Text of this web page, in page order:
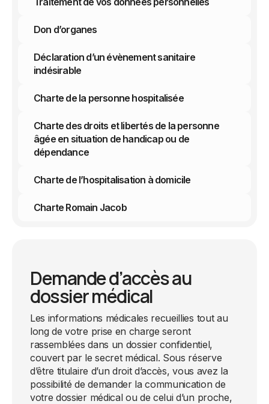
Don d’organes
Déclaration d’un évènement sanitaire
indésirable
Charte de la personne hospitalisée
Charte des droits et libertés de la personne
âgée en situation de handicap ou de
dépendance
Charte de l’hospitalisation à domicile
Charte Romain Jacob
Demande d’accès au
dossier médical
Les informations médicales recueillies tout au
long de votre prise en charge seront
rassemblées dans un dossier confidentiel,
couvert par le secret médical. Sous réserve
d’être titulaire d’un droit d’accès, vous avez la
possibilité de demander la communication de
votre dossier médical ou de celui d’un proche,